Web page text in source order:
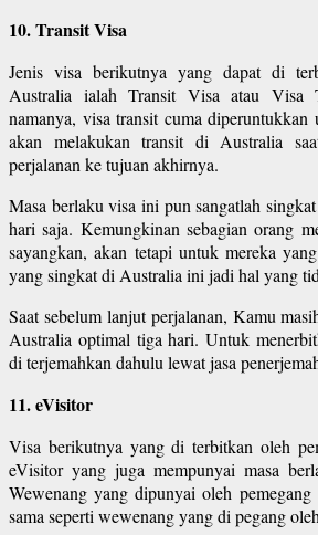
10. Transit Visa
Jenis visa berikutnya yang dapat di
Australia ialah Transit Visa atau Visa
namanya, visa transit cuma
akan melakukan transit di Australia
perjalanan ke tujuan akhirnya.
Masa berlaku visa ini pun sangatlah
hari saja. Kemungkinan sebagian orang
sayangkan, akan tetapi untuk mereka
yang singkat di Australia ini jadi hal yang
Saat sebelum lanjut perjalanan, Kamu
Australia optimal tiga hari. Untuk
di terjemahkan dahulu lewat jasa
11. eVisitor
Visa berikutnya yang di terbitkan oleh
eVisitor yang juga mempunyai masa
Wewenang yang dipunyai oleh
sama seperti wewenang yang di pegang